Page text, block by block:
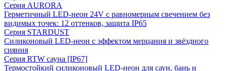
Серия AURORA
Герметичный LED-неон 24V с равномерным свечением без
видимых точек: 12 оттенков, защита IP65
Серия STARDUST
Силиконовый LED-неон с эффектом мерцания и звёздного
сияния
Серия RTW сауна [IP67]
Термостойкий силиконовый LED-неон для саун, бань и